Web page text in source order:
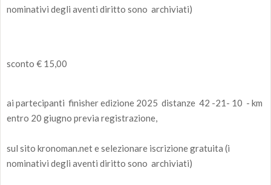
nominativi degli aventi diritto sono archiviati)
sconto € 15,00
ai partecipanti finisher edizione 2025 distanze 42 -21- 10 - km
entro 20 giugno previa registrazione,
sul sito kronoman.net e selezionare iscrizione gratuita (i
nominativi degli aventi diritto sono archiviati)